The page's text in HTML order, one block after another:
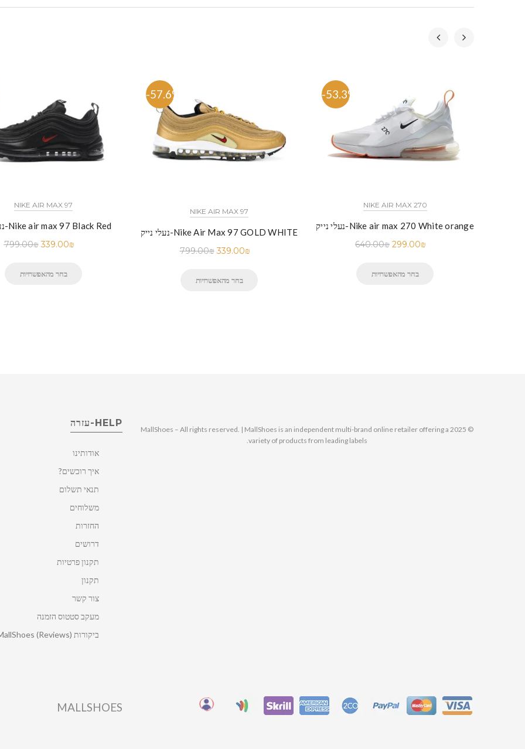
NIKE AIR MAX 97
נעלי נייק-Nike air max 97 Black Red
799.00₪ 339.00₪
בחר מהאפשרויות
-57.6%
NIKE AIR MAX 97
נעלי נייק-Nike Air Max 97 GOLD WHITE
799.00₪ 339.00₪
בחר מהאפשרויות
-53.3%
NIKE AIR MAX 270
נעלי נייק-Nike air max 270 White orange
640.00₪ 299.00₪
בחר מהאפשרויות
HELP-עזרה
אודותינו
איך רוכשים?
תנאי תשלום
משלוחים
החזרות
דרושים
תקנון פרטיות
תקנון
צור קשר
מעקב סטטוס הזמנה
ביקורות MallShoes (Reviews)
© 2025 MallShoes – All rights reserved. | MallShoes is an independent multi-brand online retailer offering a
variety of products from leading labels.
MALLSHOES